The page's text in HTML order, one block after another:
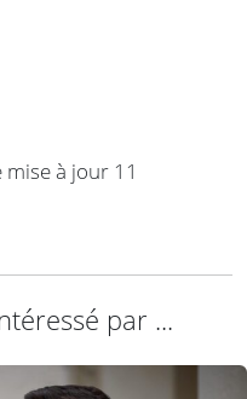
mise à jour 11
par ...